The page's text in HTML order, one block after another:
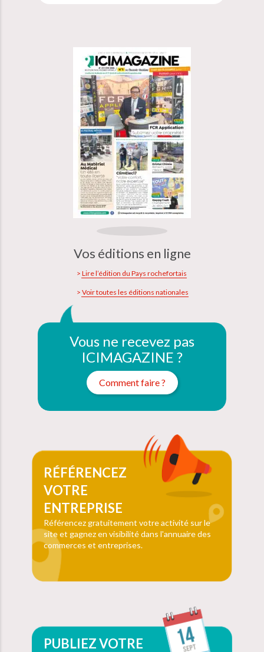
Vos éditions en ligne
Lire l’édition du Pays rochefortais
Voir toutes les éditions nationales
Vous ne recevez pas
ICIMAGAZINE ?
Comment faire ?
RÉFÉRENCEZ
VOTRE
ENTREPRISE
Référencez gratuitement votre activité sur le
site et gagnez en visibilité dans l'annuaire des
commerces et entreprises.
PUBLIEZ VOTRE